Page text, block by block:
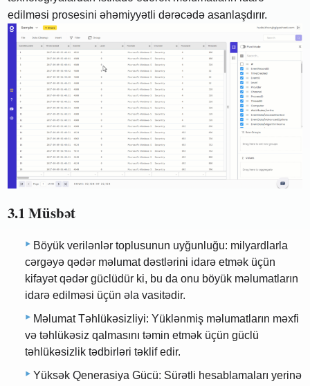
edilməsi prosesini əhəmiyyətli dərəcədə asanlaşdırır.
3.1 Müsbət
Böyük verilənlər toplusunun uyğunluğu: milyardlarla
cərgəyə qədər məlumat dəstlərini idarə etmək üçün
kifayət qədər güclüdür ki, bu da onu böyük məlumatların
idarə edilməsi üçün əla vasitədir.
Məlumat Təhlükəsizliyi: Yüklənmiş məlumatların məxfi
və təhlükəsiz qalmasını təmin etmək üçün güclü
təhlükəsizlik tədbirləri təklif edir.
Yüksək Qenerasiya Gücü: Sürətli hesablamaları yerinə